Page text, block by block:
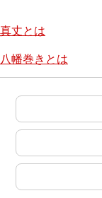
真丈とは
八幡巻きとは